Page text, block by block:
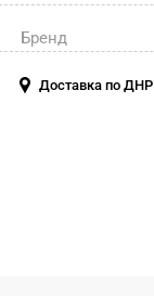
Бренд
Доставка по ДНР